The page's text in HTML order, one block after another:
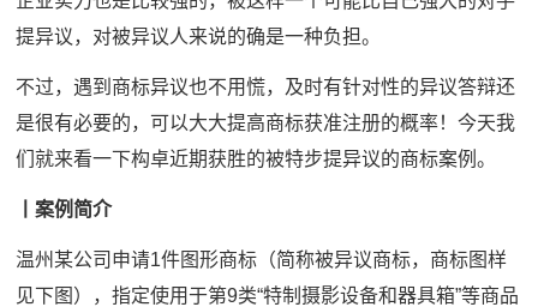
提异议，对被异议人来说的确是一种负担。
不过，遇到商标异议也不用慌，及时有针对性的异议答辩还
是很有必要的，可以大大提高商标获准注册的概率！今天我
们就来看一下构卓近期获胜的被特步提异议的商标案例。
丨案例简介
温州某公司申请1件图形商标（简称被异议商标，商标图样
见下图），指定使用于第9类“特制摄影设备和器具箱”等商品